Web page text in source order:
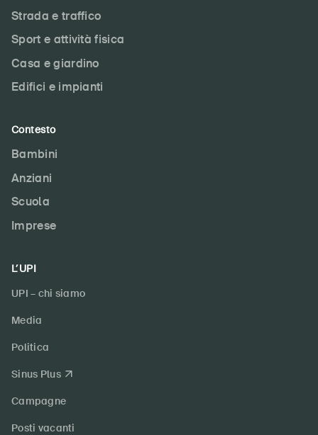
Strada e traffico
Sport e attività fisica
Casa e giardino
Edifici e impianti
Contesto
Bambini
Anziani
Scuola
Imprese
L’UPI
UPI – chi siamo
Media
Politica
Sinus Plus
Campagne
Posti vacanti